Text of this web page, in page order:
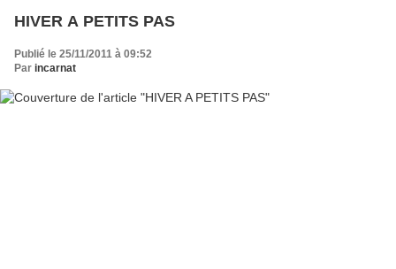
HIVER A PETITS PAS
Publié le 25/11/2011 à 09:52
Par incarnat